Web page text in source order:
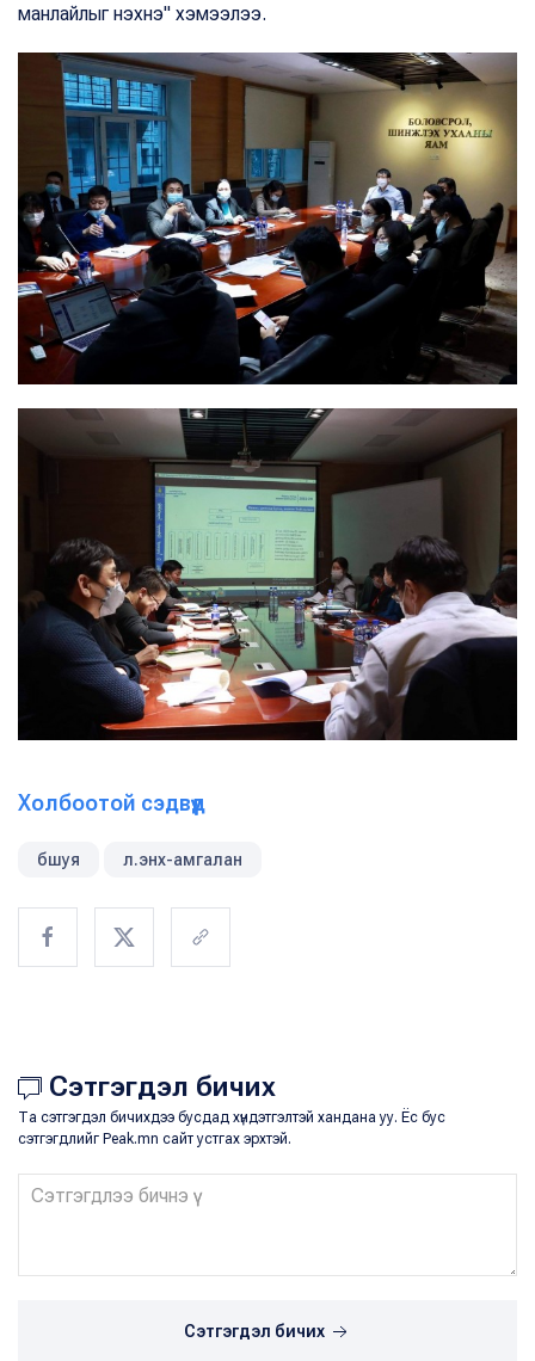
манлайлыг нэхнэ" хэмээлээ.
Холбоотой сэдвүүд
бшуя л.энх-амгалан
Сэтгэгдэл бичих
Та сэтгэгдэл бичихдээ бусдад хүндэтгэлтэй хандана уу. Ёс бус
сэтгэгдлийг Peak.mn сайт устгах эрхтэй.
Сэтгэгдэл бичих